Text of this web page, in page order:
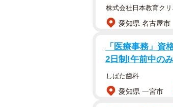
株式会社日本教育クリ
愛知県 名古屋市
「医療事務」資
2日制!午前中の
しばた歯科
愛知県 一宮市